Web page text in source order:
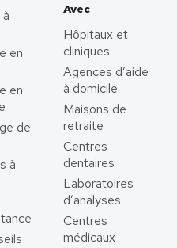
en
en
de
à
Avec
Hôpitaux et
cliniques
Agences d’aide
à domicile
Maisons de
retraite
Centres
dentaires
Laboratoires
d’analyses
Centres
médicaux